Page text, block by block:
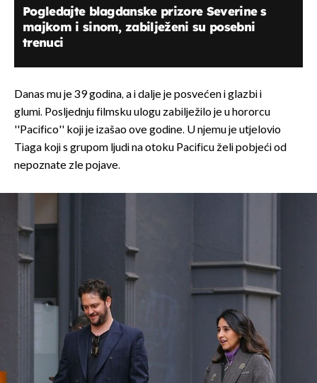
Pogledajte blagdanske prizore Severine s
majkom i sinom, zabilježeni su posebni
trenuci
Danas mu je 39 godina, a i dalje je posvećen i glazbi i
glumi. Posljednju filmsku ulogu zabilježilo je u hororcu
''Pacifico'' koji je izašao ove godine. U njemu je utjelovio
Tiaga koji s grupom ljudi na otoku Pacificu želi pobjeći od
nepoznate zle pojave.